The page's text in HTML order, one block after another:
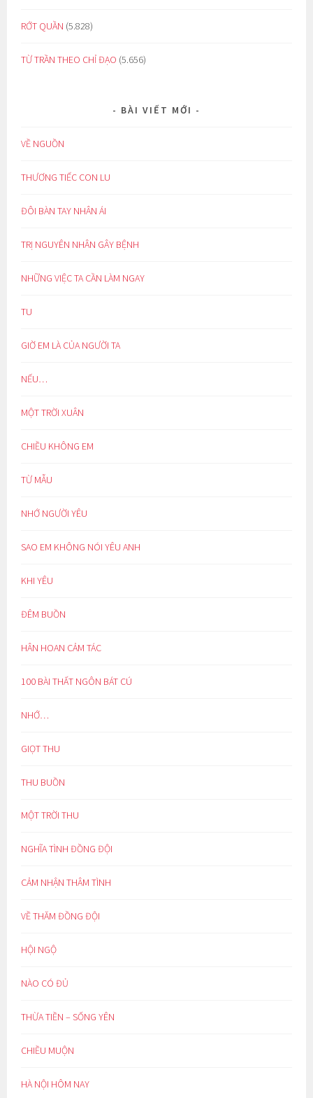
RỚT QUẦN (5.828)
TỪ TRẦN THEO CHỈ ĐẠO (5.656)
BÀI VIẾT MỚI
VỀ NGUỒN
THƯƠNG TIẾC CON LU
ĐÔI BÀN TAY NHÂN ÁI
TRỊ NGUYÊN NHÂN GÂY BỆNH
NHỮNG VIỆC TA CẦN LÀM NGAY
TU
GIỜ EM LÀ CỦA NGƯỜI TA
NẾU…
MỘT TRỜI XUÂN
CHIỀU KHÔNG EM
TỪ MẪU
NHỚ NGƯỜI YÊU
SAO EM KHÔNG NÓI YÊU ANH
KHI YÊU
ĐÊM BUỒN
HÂN HOAN CẢM TÁC
100 BÀI THẤT NGÔN BÁT CÚ
NHỚ…
GIỌT THU
THU BUỒN
MỘT TRỜI THU
NGHĨA TÌNH ĐỒNG ĐỘI
CẢM NHẬN THÂM TÌNH
VỀ THĂM ĐỒNG ĐỘI
HỘI NGỘ
NÀO CÓ ĐỦ
THỪA TIỀN – SỐNG YÊN
CHIỀU MUỘN
HÀ NỘI HÔM NAY